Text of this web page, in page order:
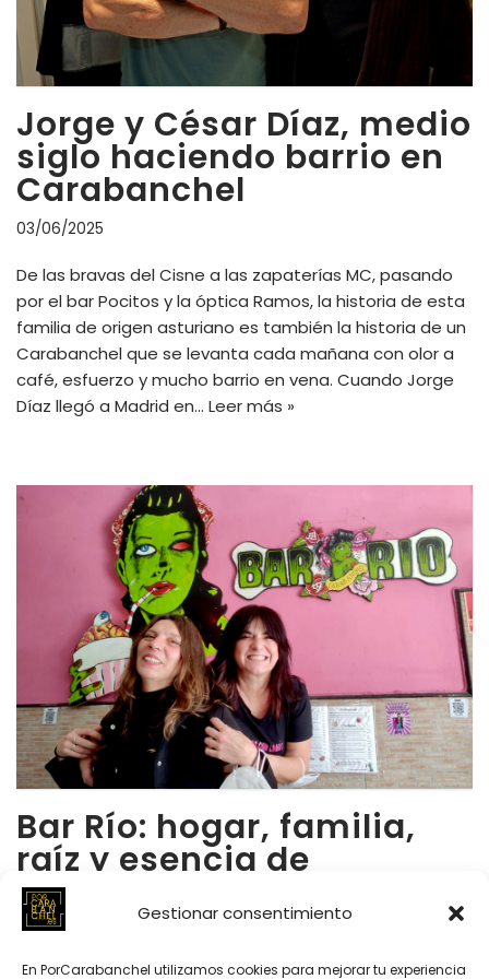
Gestionar consentimiento
En PorCarabanchel utilizamos cookies para mejorar tu experiencia
Jorge y César Díaz, medio
siglo haciendo barrio en
Carabanchel
03/06/2025
De las bravas del Cisne a las zapaterías MC, pasando
por el bar Pocitos y la óptica Ramos, la historia de esta
familia de origen asturiano es también la historia de un
Carabanchel que se levanta cada mañana con olor a
café, esfuerzo y mucho barrio en vena. Cuando Jorge
Díaz llegó a Madrid en… Leer más »
Bar Río: hogar, familia,
raíz y esencia de
Carabanchel
17/02/2022